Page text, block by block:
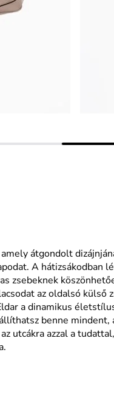
átgondolt
A hátizsákodban
zsebeknek
az oldalsó külső
a dinamikus
benne
utcákra azzal a